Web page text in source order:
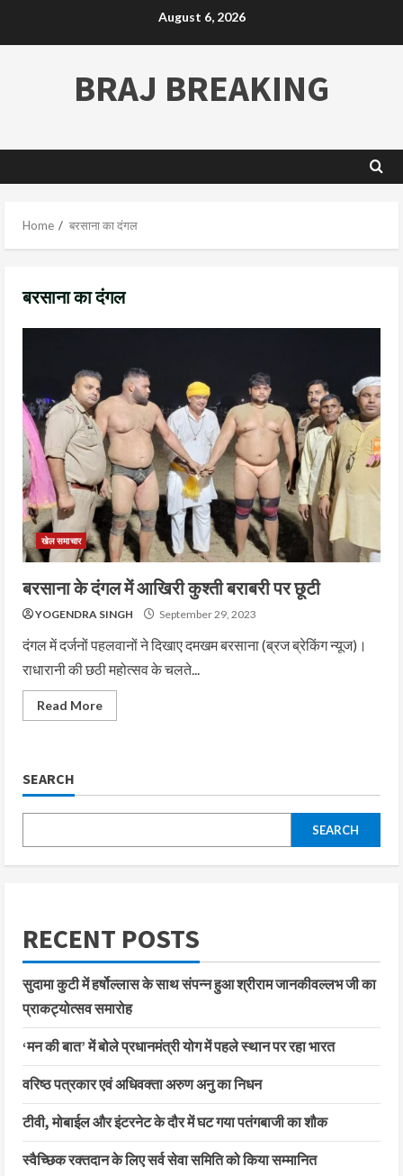
August 6, 2026
BRAJ BREAKING
Home बरसाना का दंगल
बरसाना का दंगल
खेल समाचार
बरसाना के दंगल में आखिरी कुश्ती बराबरी पर छूटी
YOGENDRA SINGH September 29, 2023
दंगल में दर्जनों पहलवानों ने दिखाए दमखम बरसाना (ब्रज ब्रेकिंग न्यूज)।
राधारानी की छठी महोत्सव के चलते...
Read More
SEARCH
SEARCH
RECENT POSTS
सुदामा कुटी में हर्षोल्लास के साथ संपन्न हुआ श्रीराम जानकीवल्लभ जी का
प्राकट्योत्सव समारोह
‘मन की बात’ में बोले प्रधानमंत्री योग में पहले स्थान पर रहा भारत
वरिष्ठ पत्रकार एवं अधिवक्ता अरुण अनु का निधन
टीवी, मोबाईल और इंटरनेट के दौर में घट गया पतंगबाजी का शौक
स्वैच्छिक रक्तदान के लिए सर्व सेवा समिति को किया सम्मानित